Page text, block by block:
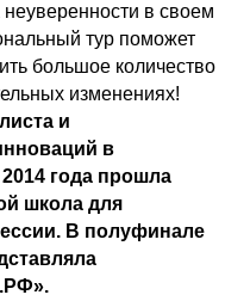
неуверенности в своем
тур поможет
большое количество
изменениях!
и
в
года прошла
школа для
В полуфинале